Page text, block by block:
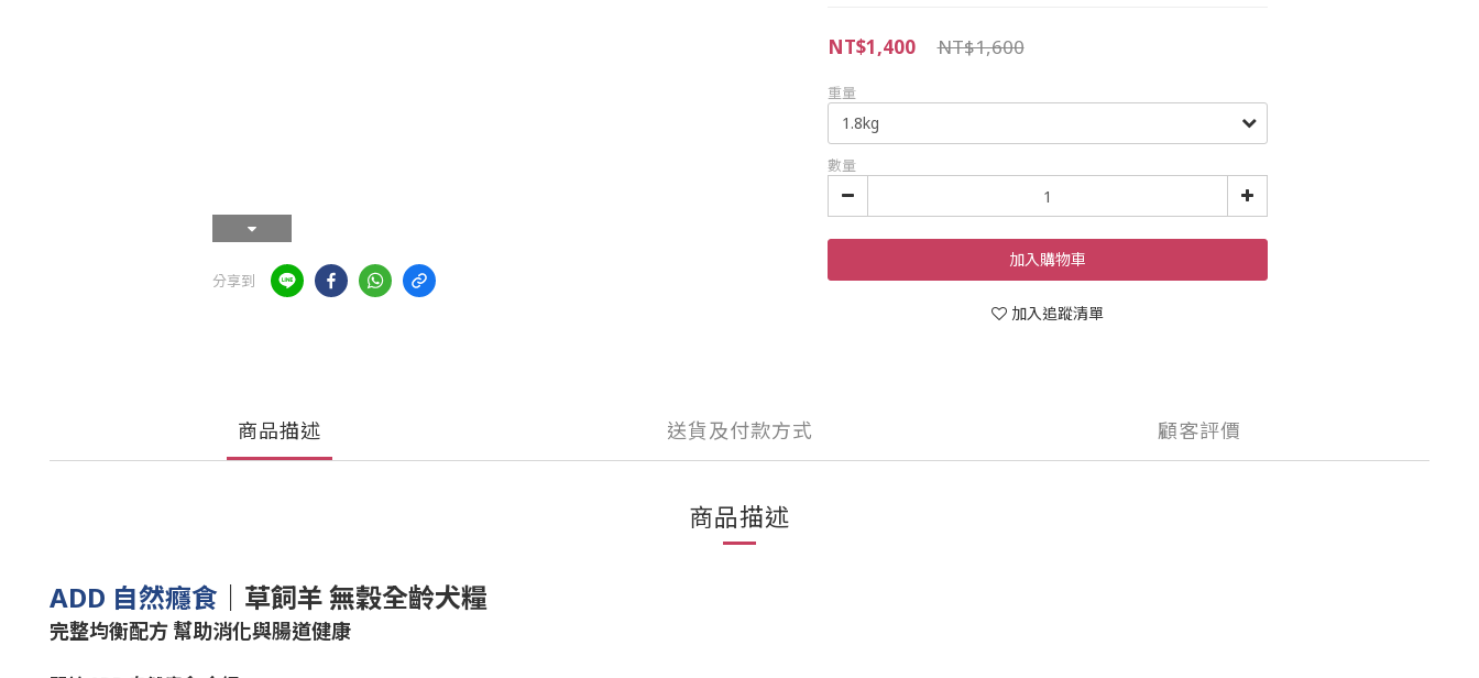
分享到
NT$1,600
NT$1,400
重量
數量
加入購物車
加入追蹤清單
商品描述 送貨及付款方式 顧客評價
商品描述
ADD 自然癮食 ｜ 草飼羊 無穀全齡犬糧
完整均衡配方 幫助消化與腸道健康